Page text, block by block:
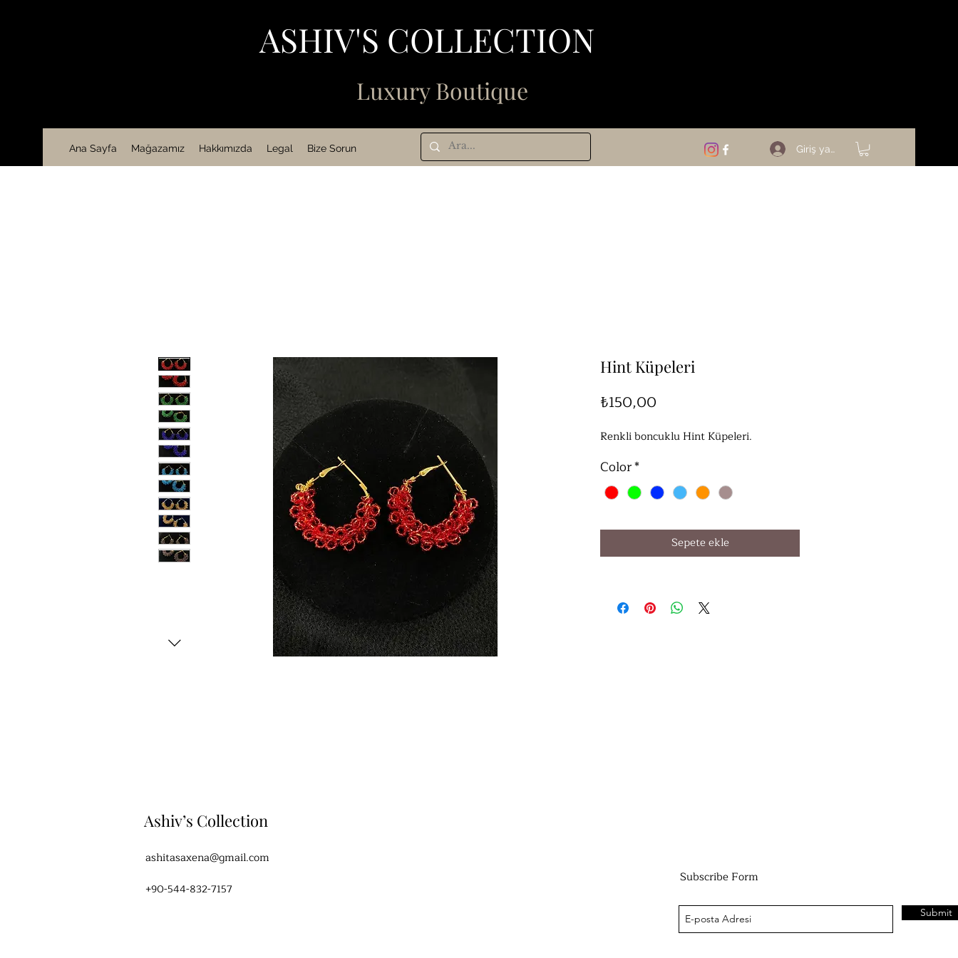
ASHIV'S COLLECTION
Luxury Boutique
Ana Sayfa Mağazamız Hakkımızda Legal Bize Sorun Giriş yap
Hint Küpeleri
₺150,00
Renkli boncuklu Hint Küpeleri.
Color*
Sepete ekle
Ashiv’s Collection
ashitasaxena@gmail.com
+90-544-832-7157
Subscribe Form
Submit